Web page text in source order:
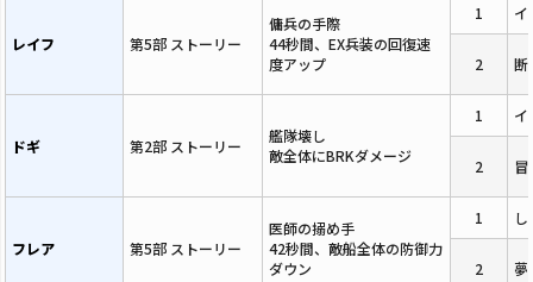
レイフ 第5部 ストーリー
傭兵の手際
44秒間、EX兵装の回復速
度アップ
1 イ
2 断
ドギ 第2部 ストーリー
艦隊壊し
敵全体にBRKダメージ
1 イ
2
フレア 第5部 ストーリー
医師の搦め手
42秒間、敵船全体の防御力
ダウン
1
2 夢